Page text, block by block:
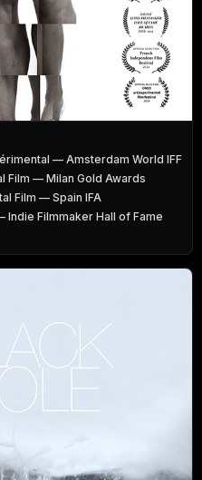
— Amsterdam World IFF
Film — Milan Gold Awards
Film — Spain IFA
Indie Filmmaker Hall of Fame